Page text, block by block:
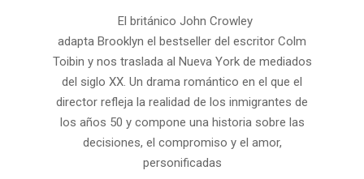
El británico John Crowley
adapta Brooklyn el bestseller del escritor Colm
Toibin y nos traslada al Nueva York de mediados
del siglo XX. Un drama romántico en el que el
director refleja la realidad de los inmigrantes de
los años 50 y compone una historia sobre las
decisiones, el compromiso y el amor,
personificadas